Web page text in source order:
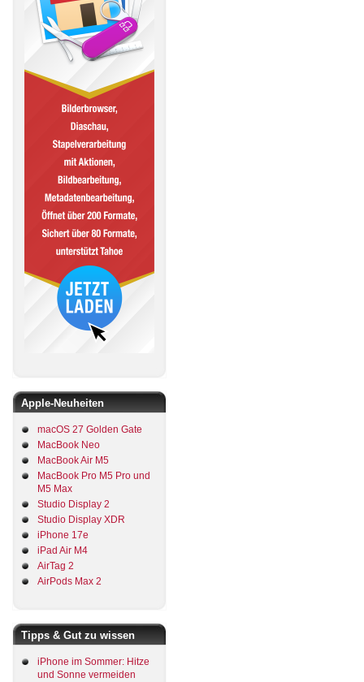
Apple-Neuheiten
macOS 27 Golden Gate
MacBook Neo
MacBook Air M5
MacBook Pro M5 Pro und
M5 Max
Studio Display 2
Studio Display XDR
iPhone 17e
iPad Air M4
AirTag 2
AirPods Max 2
Tipps & Gut zu wissen
iPhone im Sommer: Hitze
und Sonne vermeiden